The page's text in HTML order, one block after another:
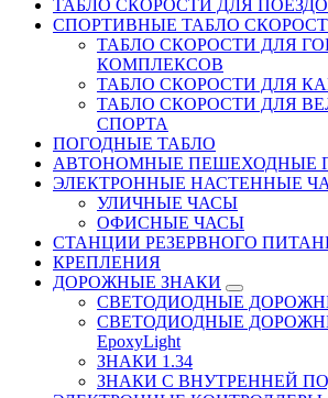
ТАБЛО СКОРОСТИ ДЛЯ
СПОРТИВНЫЕ ТАБЛО
ТАБЛО СКОРОСТИ ДЛЯ
КОМПЛЕКСОВ
ТАБЛО СКОРОСТИ ДЛЯ
ТАБЛО СКОРОСТИ ДЛЯ
СПОРТА
ПОГОДНЫЕ ТАБЛО
АВТОНОМНЫЕ ПЕШЕХОДНЫЕ
ЭЛЕКТРОННЫЕ НАСТЕННЫЕ
УЛИЧНЫЕ ЧАСЫ
ОФИСНЫЕ ЧАСЫ
СТАНЦИИ РЕЗЕРВНОГО
КРЕПЛЕНИЯ
ДОРОЖНЫЕ ЗНАКИ
СВЕТОДИОДНЫЕ
СВЕТОДИОДНЫЕ
EpoxyLight
ЗНАКИ 1.34
ЗНАКИ С ВНУТРЕННЕЙ